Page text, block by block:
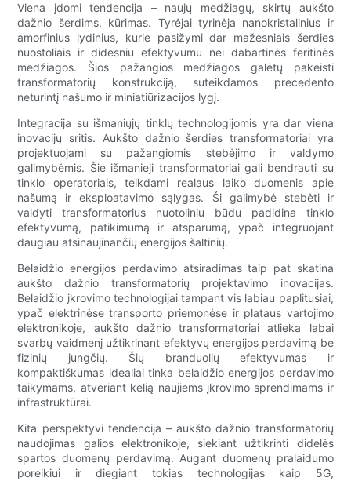
Viena įdomi tendencija – naujų medžiagų, skirtų aukšto
dažnio šerdims, kūrimas. Tyrėjai tyrinėja nanokristalinius ir
amorfinius lydinius, kurie pasižymi dar mažesniais šerdies
nuostoliais ir didesniu efektyvumu nei dabartinės feritinės
medžiagos. Šios pažangios medžiagos galėtų pakeisti
transformatorių konstrukciją, suteikdamos precedento
neturintį našumo ir miniatiūrizacijos lygį.
Integracija su išmaniųjų tinklų technologijomis yra dar viena
inovacijų sritis. Aukšto dažnio šerdies transformatoriai yra
projektuojami su pažangiomis stebėjimo ir valdymo
galimybėmis. Šie išmanieji transformatoriai gali bendrauti su
tinklo operatoriais, teikdami realaus laiko duomenis apie
našumą ir eksploatavimo sąlygas. Ši galimybė stebėti ir
valdyti transformatorius nuotoliniu būdu padidina tinklo
efektyvumą, patikimumą ir atsparumą, ypač integruojant
daugiau atsinaujinančių energijos šaltinių.
Belaidžio energijos perdavimo atsiradimas taip pat skatina
aukšto dažnio transformatorių projektavimo inovacijas.
Belaidžio įkrovimo technologijai tampant vis labiau paplitusiai,
ypač elektrinėse transporto priemonėse ir plataus vartojimo
elektronikoje, aukšto dažnio transformatoriai atlieka labai
svarbų vaidmenį užtikrinant efektyvų energijos perdavimą be
fizinių jungčių. Šių branduolių efektyvumas ir
kompaktiškumas idealiai tinka belaidžio energijos perdavimo
taikymams, atveriant kelią naujiems įkrovimo sprendimams ir
infrastruktūrai.
Kita perspektyvi tendencija – aukšto dažnio transformatorių
naudojimas galios elektronikoje, siekiant užtikrinti didelės
spartos duomenų perdavimą. Augant duomenų pralaidumo
poreikiui ir diegiant tokias technologijas kaip 5G,